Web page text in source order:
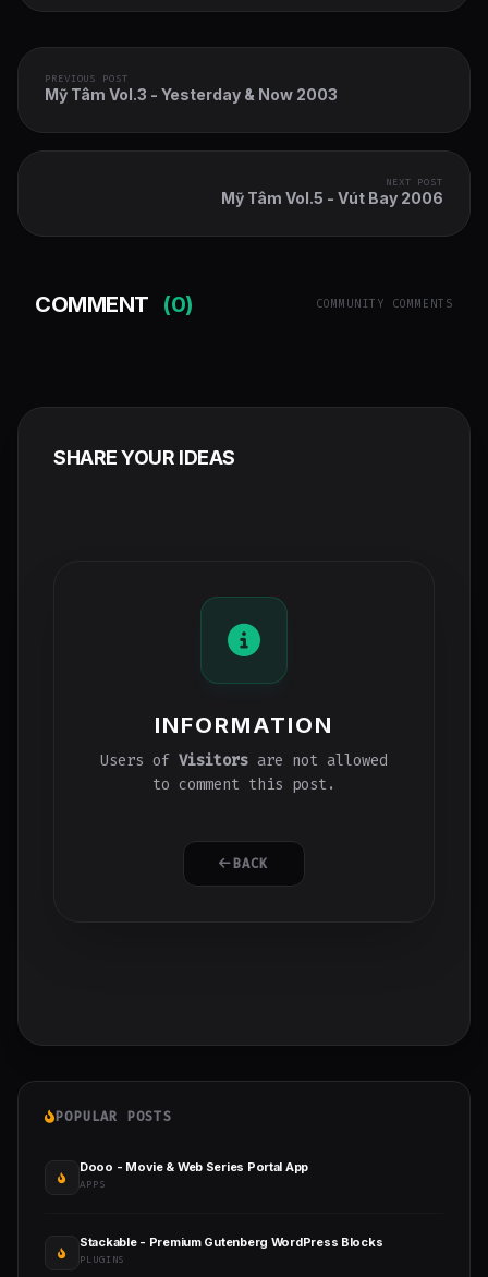
PREVIOUS POST
Mỹ Tâm Vol.3 - Yesterday & Now 2003
NEXT POST
Mỹ Tâm Vol.5 - Vút Bay 2006
COMMENT (0) COMMUNITY COMMENTS
SHARE YOUR IDEAS
INFORMATION
Users of Visitors are not allowed
to comment this post.
BACK
POPULAR POSTS
Dooo - Movie & Web Series Portal App
APPS
Stackable - Premium Gutenberg WordPress Blocks
PLUGINS